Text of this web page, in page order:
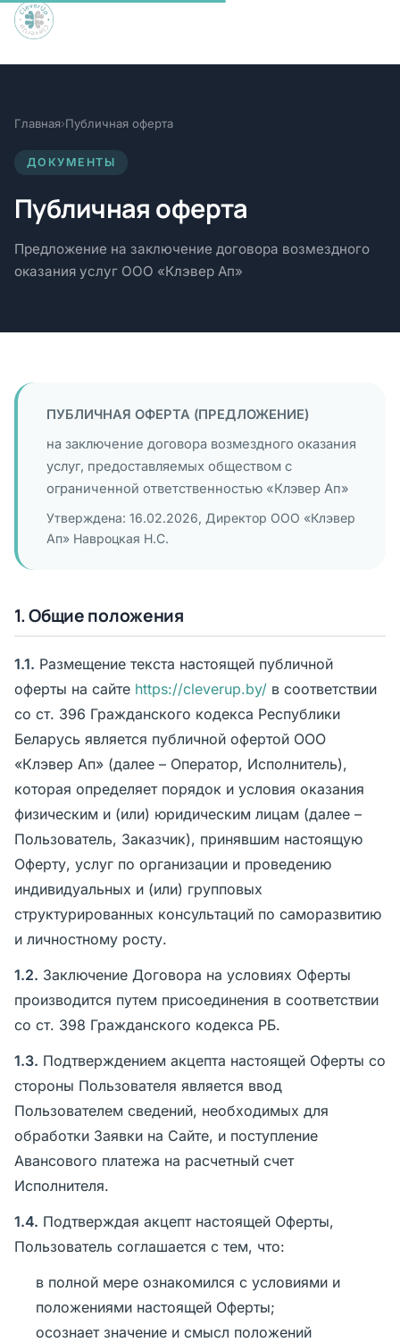
Главная›Публичная оферта
ДОКУМЕНТЫ
Публичная оферта
Предложение на заключение договора возмездного
оказания услуг ООО «Клэвер Ап»
ПУБЛИЧНАЯ ОФЕРТА (ПРЕДЛОЖЕНИЕ)
на заключение договора возмездного оказания
услуг, предоставляемых обществом с
ограниченной ответственностью «Клэвер Ап»
Утверждена: 16.02.2026, Директор ООО «Клэвер
Ап» Навроцкая Н.С.
1. Общие положения
1.1. Размещение текста настоящей публичной
оферты на сайте https://cleverup.by/ в соответствии
со ст. 396 Гражданского кодекса Республики
Беларусь является публичной офертой ООО
«Клэвер Ап» (далее – Оператор, Исполнитель),
которая определяет порядок и условия оказания
физическим и (или) юридическим лицам (далее –
Пользователь, Заказчик), принявшим настоящую
Оферту, услуг по организации и проведению
индивидуальных и (или) групповых
структурированных консультаций по саморазвитию
и личностному росту.
1.2. Заключение Договора на условиях Оферты
производится путем присоединения в соответствии
со ст. 398 Гражданского кодекса РБ.
1.3. Подтверждением акцепта настоящей Оферты со
стороны Пользователя является ввод
Пользователем сведений, необходимых для
обработки Заявки на Сайте, и поступление
Авансового платежа на расчетный счет
Исполнителя.
1.4. Подтверждая акцепт настоящей Оферты,
Пользователь соглашается с тем, что:
в полной мере ознакомился с условиями и
положениями настоящей Оферты;
осознает значение и смысл положений